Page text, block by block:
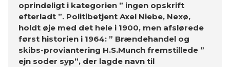
oprindeligt i kategorien ” ingen opskrift
efterladt ”. Politibetjent Axel Niebe, Nexø,
holdt øje med det hele i 1900, men afslørede
først historien i 1964: ” Brændehandel og
skibs-proviantering H.S.Munch fremstillede ”
ejn soder syp”, der lagde navn til